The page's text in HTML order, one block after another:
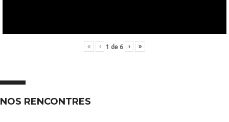
« ‹ 1 de 6 › »
NOS RENCONTRES